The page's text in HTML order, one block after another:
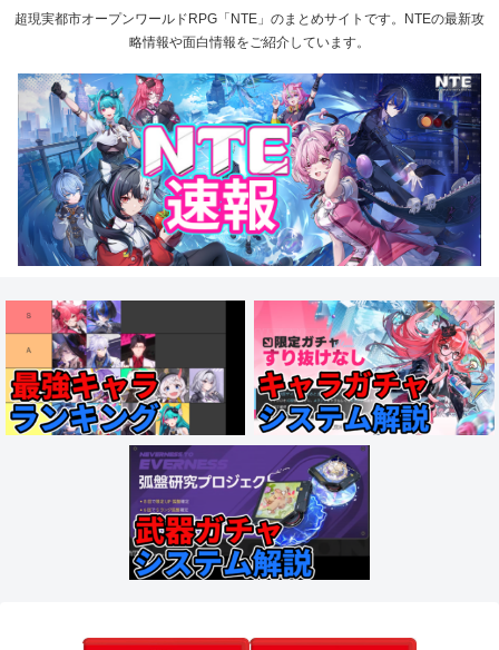
超現実都市オープンワールドRPG「NTE」のまとめサイトです。NTEの最新攻
略情報や面白情報をご紹介しています。